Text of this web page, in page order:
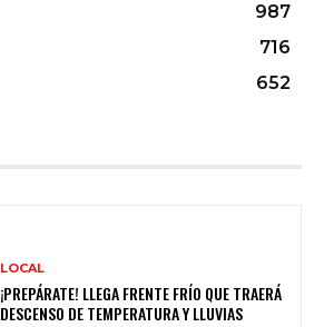
987
716
652
LOCAL
¡PREPÁRATE! LLEGA FRENTE FRÍO QUE TRAERÁ
DESCENSO DE TEMPERATURA Y LLUVIAS